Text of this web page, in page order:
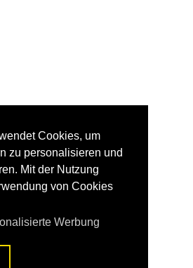
Cookies, um
zu personalisieren und
Mit der Nutzung
von Cookies
Werbung